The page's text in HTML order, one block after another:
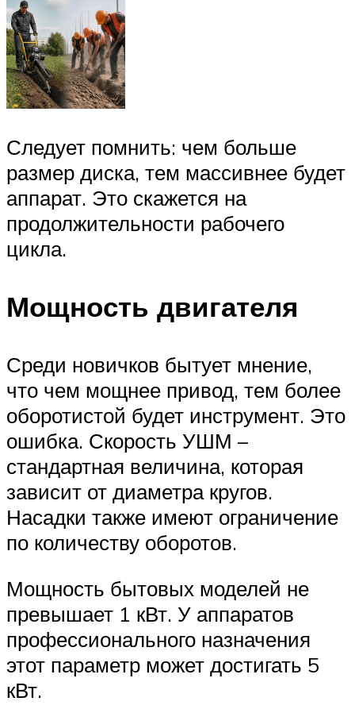
Следует помнить: чем больше
размер диска, тем массивнее будет
аппарат. Это скажется на
продолжительности рабочего
цикла.
Мощность двигателя
Среди новичков бытует мнение,
что чем мощнее привод, тем более
оборотистой будет инструмент. Это
ошибка. Скорость УШМ –
стандартная величина, которая
зависит от диаметра кругов.
Насадки также имеют ограничение
по количеству оборотов.
Мощность бытовых моделей не
превышает 1 кВт. У аппаратов
профессионального назначения
этот параметр может достигать 5
кВт.